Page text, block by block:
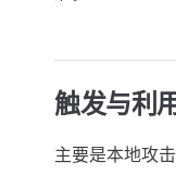
触发与利
主要是本地攻